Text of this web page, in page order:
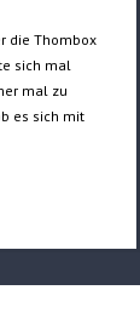
die Thombox
sich mal
mal zu
es sich mit